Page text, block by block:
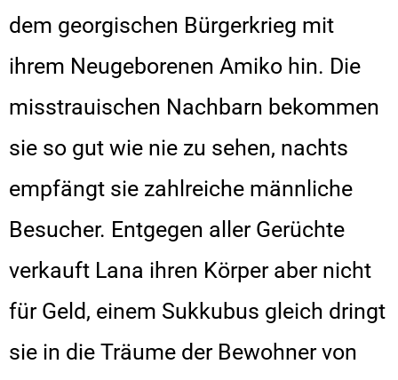
dem georgischen Bürgerkrieg mit
ihrem Neugeborenen Amiko hin. Die
misstrauischen Nachbarn bekommen
sie so gut wie nie zu sehen, nachts
empfängt sie zahlreiche männliche
Besucher. Entgegen aller Gerüchte
verkauft Lana ihren Körper aber nicht
für Geld, einem Sukkubus gleich dringt
sie in die Träume der Bewohner von